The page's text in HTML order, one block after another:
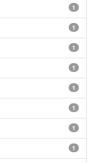
1
1
1
1
1
1
1
1